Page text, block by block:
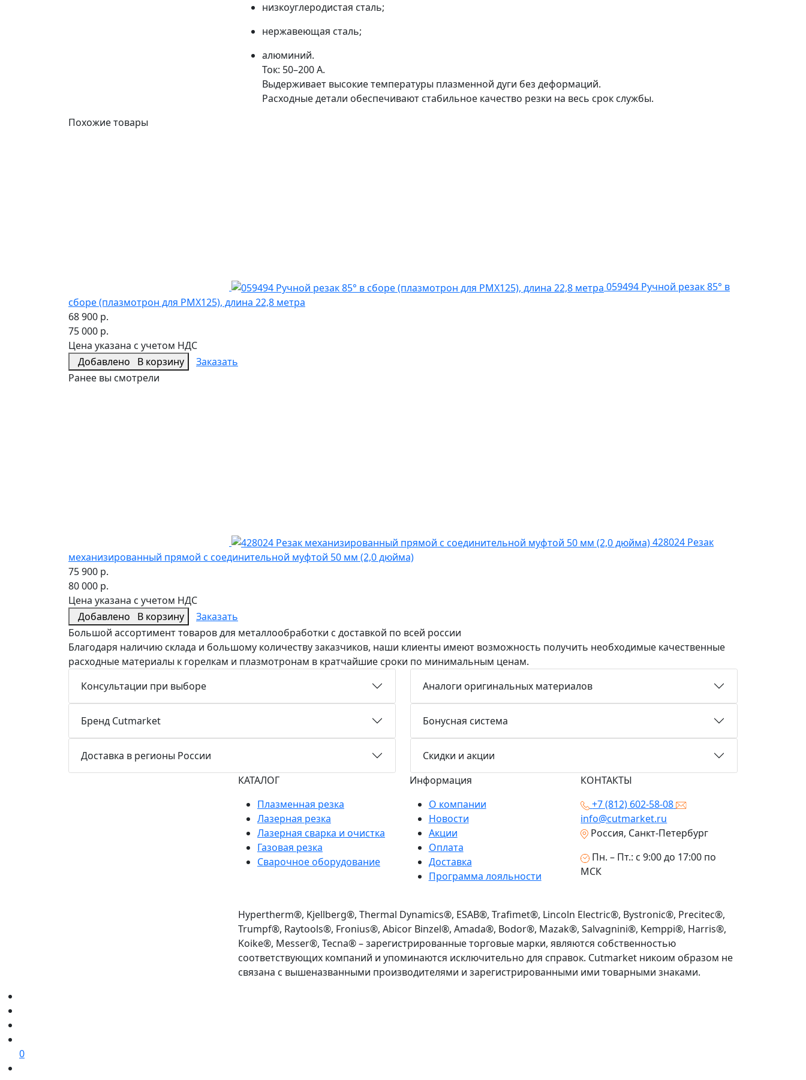
низкоуглеродистая сталь;
нержавеющая сталь;
алюминий.
Ток: 50–200 А.
Выдерживает высокие температуры плазменной дуги без деформаций.
Расходные детали обеспечивают стабильное качество резки на весь срок службы.
Похожие товары
059494 Ручной резак 85° в
сборе (плазмотрон для PMX125), длина 22,8 метра
68 900 р.
75 000 р.
Цена указана с учетом НДС
Добавлено
В корзину Заказать
Ранее вы смотрели
428024 Резак
механизированный прямой с соединительной муфтой 50 мм (2,0 дюйма)
75 900 р.
80 000 р.
Цена указана с учетом НДС
Добавлено
В корзину
Заказать
Большой ассортимент товаров для металлообработки с доставкой по всей россии
Благодаря наличию склада и большому количеству заказчиков, наши клиенты имеют возможность получить необходимые качественные
расходные материалы к горелкам и плазмотронам в кратчайшие сроки по минимальным ценам.
Консультации при выборе
Аналоги оригинальных материалов
Бренд Cutmarket Бонусная система
Доставка в регионы России
Скидки и акции
КАТАЛОГ
Плазменная резка
Лазерная резка
Лазерная сварка и очистка
Газовая резка
Сварочное оборудование
Информация
О компании
Новости
Акции
Оплата
Доставка
Программа лояльности
КОНТАКТЫ
+7 (812) 602-58-08
info@cutmarket.ru
Россия, Санкт-Петербург
Пн. – Пт.: с 9:00 до 17:00 по
МСК
Hypertherm®, Kjellberg®, Thermal Dynamics®, ESAB®, Trafimet®, Lincoln Electric®, Bystronic®, Precitec®,
Trumpf®, Raytools®, Fronius®, Abicor Binzel®, Amada®, Bodor®, Mazak®, Salvagnini®, Kemppi®, Harris®,
Koike®, Messer®, Tecna® – зарегистрированные торговые марки, являются собственностью
соответствующих компаний и упоминаются исключительно для справок. Cutmarket никоим образом не
связана с вышеназванными производителями и зарегистрированными ими товарными знаками.
0